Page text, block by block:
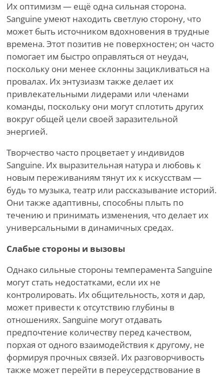
Их оптимизм — ещё одна сильная сторона.
Sanguine умеют находить светлую сторону, что
может быть источником вдохновения в трудные
времена. Этот позитив не поверхностен; он часто
помогает им быстро оправляться от неудач,
поскольку они менее склонны зацикливаться на
провалах. Их энтузиазм также делает их
привлекательными лидерами или членами
команды, поскольку они могут сплотить других
вокруг общей цели своей заразительной
энергией.
Творчество часто процветает у индивидов
Sanguine. Их выразительная натура и любовь к
новым переживаниям тянут их к искусствам —
будь то музыка, театр или рассказывание историй.
Они также адаптивны, способны плыть по
течению и принимать изменения, что делает их
универсальными в динамичных средах.
Слабые стороны и вызовы
Однако сильные стороны темперамента Sanguine
могут стать недостатками, если их не
контролировать. Их общительность, хотя и дар,
может привести к отсутствию глубины в
отношениях. Sanguine могут отдавать
предпочтение количеству перед качеством,
порхая от одного взаимодействия к другому, не
формируя прочных связей. Их разговорчивость
также может перейти в переусердствование в